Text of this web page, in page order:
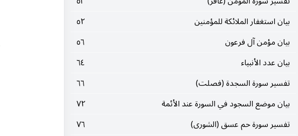
بيان استغفار الملائكة للمؤمنين
٥٢
بيان مؤمن آل فرعون
٥٦
بيان عدد الأنبياء
٦٤
تفسير سورة السجدة (فصلت)
٦٦
بيان موضع السجود في السورة عند الأئمة
٧٢
تفسير سورة حم عسق (الشورى)
٧٦